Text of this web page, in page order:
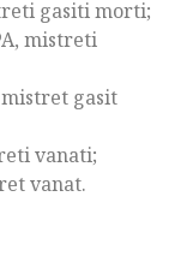
gasiti morti;
mistreti
mistret gasit
vanati;
vanat.